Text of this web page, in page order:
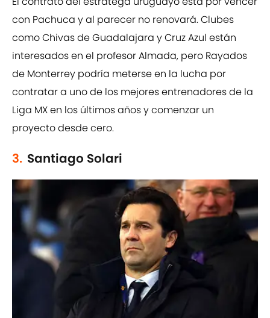
con Pachuca y al parecer no renovará. Clubes
como Chivas de Guadalajara y Cruz Azul están
interesados en el profesor Almada, pero Rayados
de Monterrey podría meterse en la lucha por
contratar a uno de los mejores entrenadores de la
Liga MX en los últimos años y comenzar un
proyecto desde cero.
3. Santiago Solari